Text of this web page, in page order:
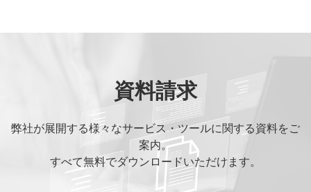
資料請求
弊社が展開する様々なサービス・ツールに関する資料をご
案内。
すべて無料でダウンロードいただけます。